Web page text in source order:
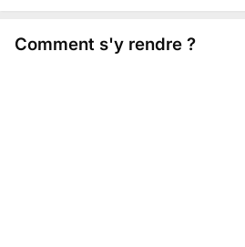
Comment s'y rendre ?